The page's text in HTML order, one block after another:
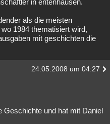
in entenhausen.
als die meisten
1984 thematisiert wird,
mit geschichten die
24.05.2008 um 04:27
Geschichte und hat mit Daniel